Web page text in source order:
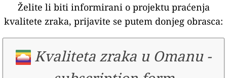
Želite li biti informirani o projektu praćenja
kvalitete zraka, prijavite se putem donjeg obrasca:
Kvaliteta zraka u Omanu-